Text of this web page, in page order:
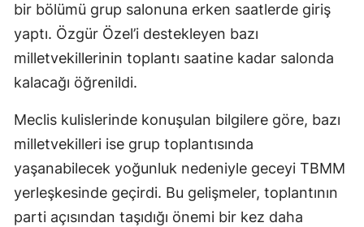
bir bölümü grup salonuna erken saatlerde giriş
yaptı. Özgür Özel’i destekleyen bazı
milletvekillerinin toplantı saatine kadar salonda
kalacağı öğrenildi.
Meclis kulislerinde konuşulan bilgilere göre, bazı
milletvekilleri ise grup toplantısında
yaşanabilecek yoğunluk nedeniyle geceyi TBMM
yerleşkesinde geçirdi. Bu gelişmeler, toplantının
parti açısından taşıdığı önemi bir kez daha